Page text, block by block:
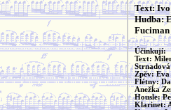
Text:
Hudba:
Fuciman
Účinkují:
Text:
Strnadová
Zpěv:
Flétny:
Anežka
Housle:
Klarinet: